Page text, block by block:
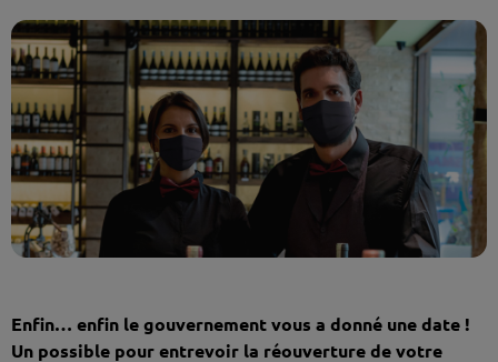
Enfin… enfin le gouvernement vous a donné une date !
Un possible pour entrevoir la réouverture de votre